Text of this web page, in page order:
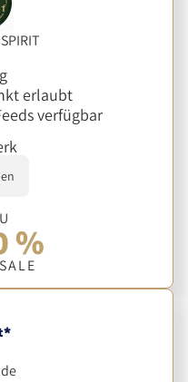
erlaubt
verfügbar
%